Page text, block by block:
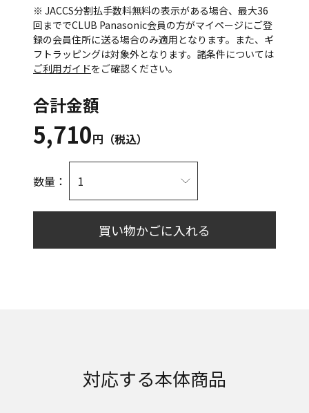
※ JACCS分割払手数料無料の表示がある場合、最大36
回まででCLUB Panasonic会員の方がマイページにご登
録の会員住所に送る場合のみ適用となります。また、ギ
フトラッピングは対象外となります。諸条件については
ご利用ガイドをご確認ください。
合計金額
5,710円（税込）
数量：
買い物かごに入れる
対応する本体商品